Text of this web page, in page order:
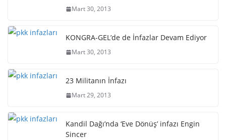
Mart 30, 2013
KONGRA-GEL’de de İnfazlar Devam Ediyor
Mart 30, 2013
23 Militanın İnfazı
Mart 29, 2013
Kandil Dağı’nda ‘Eve Dönüş’ infazı Engin
Sincer